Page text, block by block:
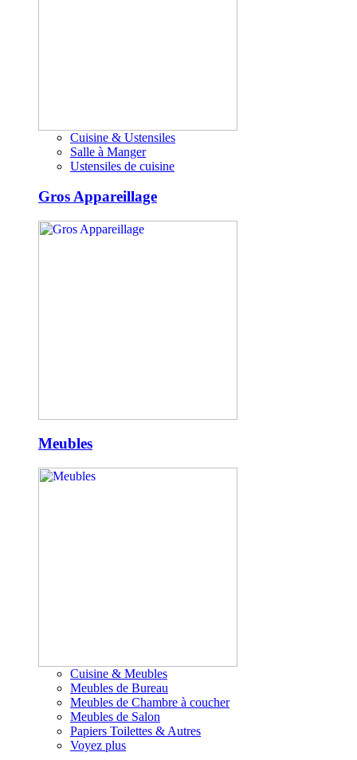
Cuisine & Ustensiles
Salle à Manger
Ustensiles de cuisine
Gros Appareillage
Meubles
Cuisine & Meubles
Meubles de Bureau
Meubles de Chambre à coucher
Meubles de Salon
Papiers Toilettes & Autres
Voyez plus